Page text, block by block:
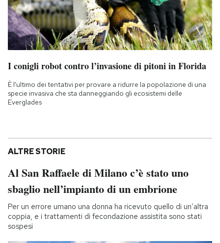
I conigli robot contro l’invasione di pitoni in Florida
È l'ultimo dei tentativi per provare a ridurre la popolazione di una
specie invasiva che sta danneggiando gli ecosistemi delle
Everglades
ALTRE STORIE
Al San Raffaele di Milano c’è stato uno
sbaglio nell’impianto di un embrione
Per un errore umano una donna ha ricevuto quello di un’altra
coppia, e i trattamenti di fecondazione assistita sono stati
sospesi